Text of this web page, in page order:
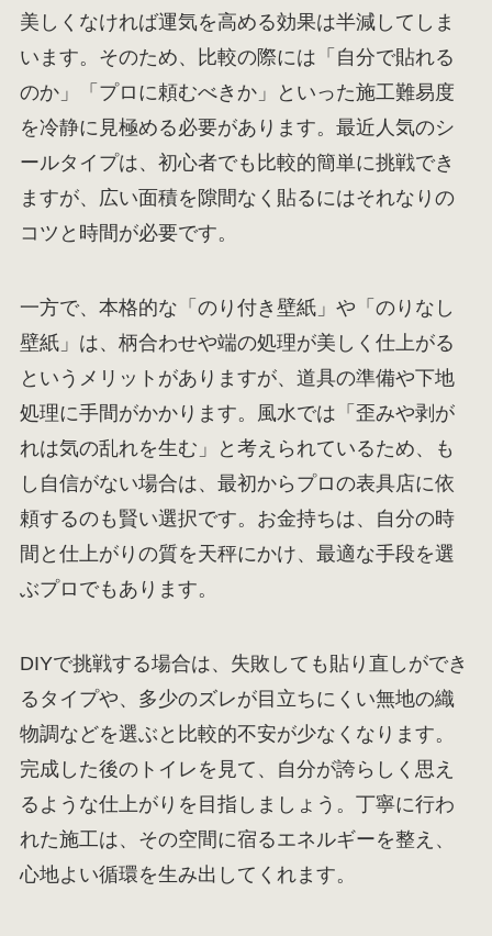
美しくなければ運気を高める効果は半減してしま
います。そのため、比較の際には「自分で貼れる
のか」「プロに頼むべきか」といった施工難易度
を冷静に見極める必要があります。最近人気のシ
ールタイプは、初心者でも比較的簡単に挑戦でき
ますが、広い面積を隙間なく貼るにはそれなりの
コツと時間が必要です。
一方で、本格的な「のり付き壁紙」や「のりなし
壁紙」は、柄合わせや端の処理が美しく仕上がる
というメリットがありますが、道具の準備や下地
処理に手間がかかります。風水では「歪みや剥が
れは気の乱れを生む」と考えられているため、も
し自信がない場合は、最初からプロの表具店に依
頼するのも賢い選択です。お金持ちは、自分の時
間と仕上がりの質を天秤にかけ、最適な手段を選
ぶプロでもあります。
DIYで挑戦する場合は、失敗しても貼り直しができ
るタイプや、多少のズレが目立ちにくい無地の織
物調などを選ぶと比較的不安が少なくなります。
完成した後のトイレを見て、自分が誇らしく思え
るような仕上がりを目指しましょう。丁寧に行わ
れた施工は、その空間に宿るエネルギーを整え、
心地よい循環を生み出してくれます。